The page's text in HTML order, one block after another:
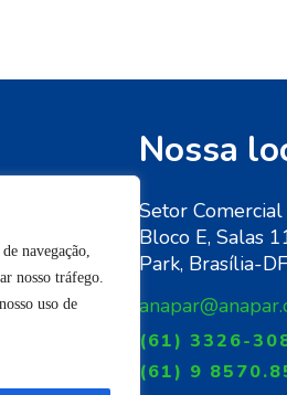
navegação,
nosso tráfego.
uso de
fundos de
de
Nossa
Setor
Bloco E, Salas
Park, Brasília-
(61) 3326-
(61) 9